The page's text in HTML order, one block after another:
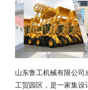
山东鲁工机械有限公
工贸园区，是一家集